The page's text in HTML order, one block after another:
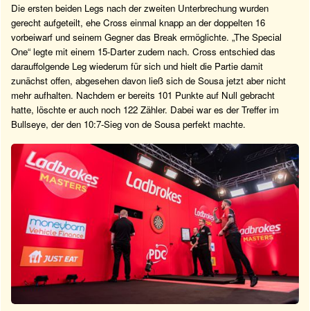
Die ersten beiden Legs nach der zweiten Unterbrechung wurden
gerecht aufgeteilt, ehe Cross einmal knapp an der doppelten 16
vorbeiwarf und seinem Gegner das Break ermöglichte. „The Special
One“ legte mit einem 15-Darter zudem nach. Cross entschied das
darauffolgende Leg wiederum für sich und hielt die Partie damit
zunächst offen, abgesehen davon ließ sich de Sousa jetzt aber nicht
mehr aufhalten. Nachdem er bereits 101 Punkte auf Null gebracht
hatte, löschte er auch noch 122 Zähler. Dabei war es der Treffer im
Bullseye, der den 10:7-Sieg von de Sousa perfekt machte.